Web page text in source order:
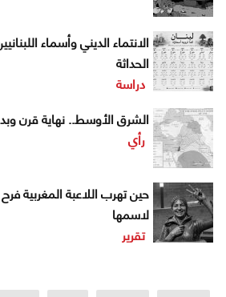
الانتماء الديني وأسماء
الحداثة
دراسة
الشرق الأوسط.. نهاية قرن
رأي
حين تهرب اللاعبة المغربية
لاسمها
تقرير